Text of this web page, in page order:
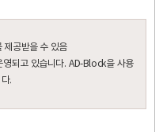
제공받을 수 있음
되고 있습니다. AD-Block을 사용
.